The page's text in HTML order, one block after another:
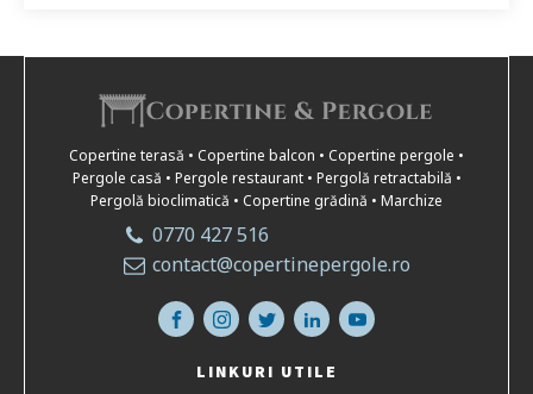
Copertine terasă • Copertine balcon • Copertine pergole •
Pergole casă • Pergole restaurant • Pergolă retractabilă •
Pergolă bioclimatică • Copertine grădină • Marchize
0770 427 516
contact@copertinepergole.ro
LINKURI UTILE